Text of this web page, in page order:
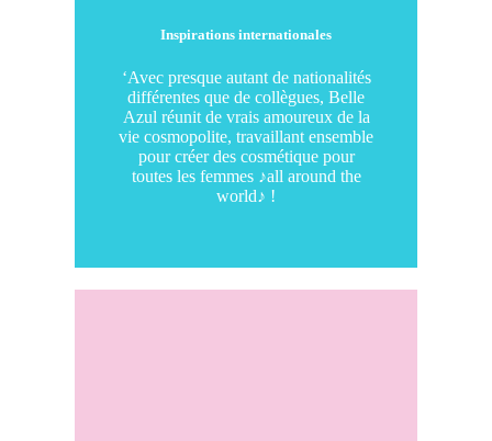
Inspirations internationales
‘Avec presque autant de nationalités
différentes que de collègues, Belle
Azul réunit de vrais amoureux de la
vie cosmopolite, travaillant ensemble
pour créer des cosmétique pour
toutes les femmes ♪all around the
world♪ !